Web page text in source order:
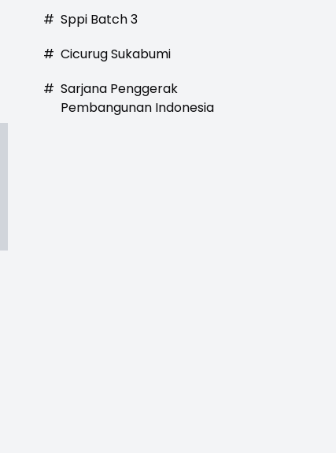
# Sppi Batch 3
# Cicurug Sukabumi
# Sarjana Penggerak
Pembangunan Indonesia